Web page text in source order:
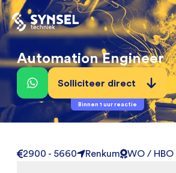
Automation Engineer
Solliciteer direct
Binnen 1 uur reactie
2900 - 5660 Renkum WO / HBO